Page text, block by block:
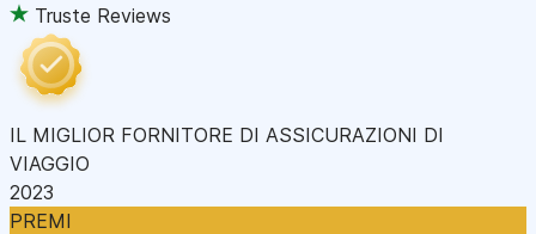
Truste Reviews
IL MIGLIOR FORNITORE DI ASSICURAZIONI DI
VIAGGIO
2023
PREMI